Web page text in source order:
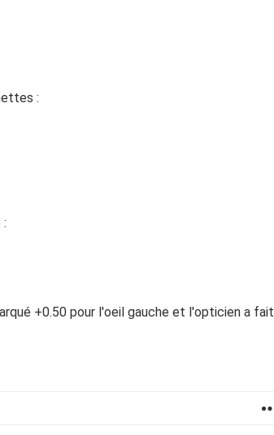
:
+0.50 pour l'oeil gauche et l'opticien a fait